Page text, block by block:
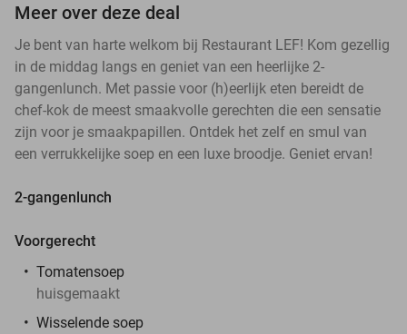
Meer over deze deal
Je bent van harte welkom bij Restaurant LEF! Kom gezellig
in de middag langs en geniet van een heerlijke 2-
gangenlunch. Met passie voor (h)eerlijk eten bereidt de
chef-kok de meest smaakvolle gerechten die een sensatie
zijn voor je smaakpapillen. Ontdek het zelf en smul van
een verrukkelijke soep en een luxe broodje. Geniet ervan!
2-gangenlunch
Voorgerecht
Tomatensoep
huisgemaakt
Wisselende soep